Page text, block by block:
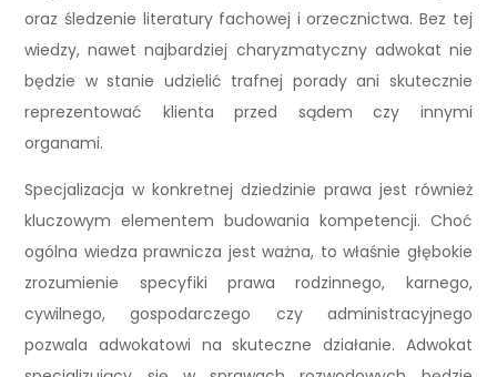
oraz śledzenie literatury fachowej i orzecznictwa. Bez tej
wiedzy, nawet najbardziej charyzmatyczny adwokat nie
będzie w stanie udzielić trafnej porady ani skutecznie
reprezentować klienta przed sądem czy innymi
organami.
Specjalizacja w konkretnej dziedzinie prawa jest również
kluczowym elementem budowania kompetencji. Choć
ogólna wiedza prawnicza jest ważna, to właśnie głębokie
zrozumienie specyfiki prawa rodzinnego, karnego,
cywilnego, gospodarczego czy administracyjnego
pozwala adwokatowi na skuteczne działanie. Adwokat